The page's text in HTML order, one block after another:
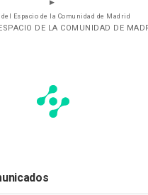
Espacio de la Comunidad de Madrid
DE LA COMUNIDAD DE